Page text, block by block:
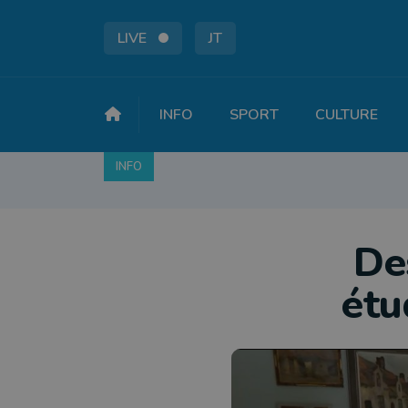
LIVE JT
INFO SPORT CULTURE
INFO